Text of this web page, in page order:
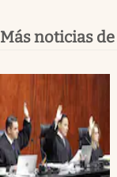
Más noticias de